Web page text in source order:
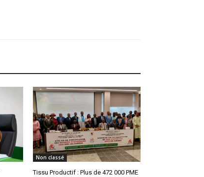
Non classé
Tissu Productif : Plus de 472 000 PME